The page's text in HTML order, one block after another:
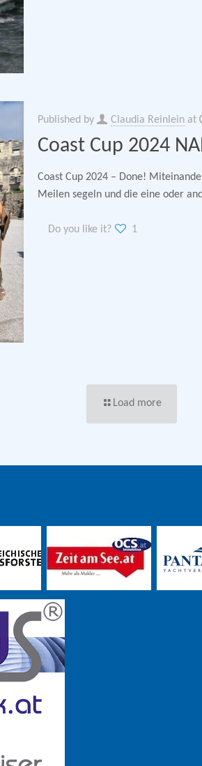
Published by Claudia Reinlein at
Coast Cup 2024
Coast Cup 2024 – Done!
Meilen segeln und die eine oder
Do you like it? 1
Load more